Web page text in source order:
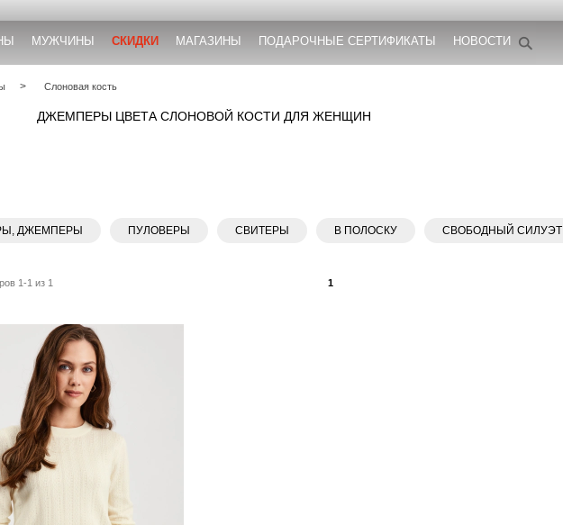
МУЖЧИНЫ СКИДКИ МАГАЗИНЫ ПОДАРОЧНЫЕ СЕРТИФИКАТЫ НОВОСТИ
Слоновая кость
ДЖЕМПЕРЫ ЦВЕТА СЛОНОВОЙ КОСТИ ДЛЯ ЖЕНЩИН
ДЖЕМПЕРЫ ПУЛОВЕРЫ СВИТЕРЫ В ПОЛОСКУ СВОБОДНЫЙ СИЛУЭТ
1-1 из 1 1